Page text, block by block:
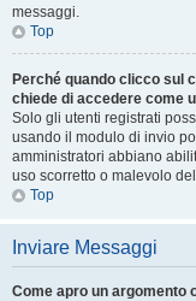
messaggi.
Top
Perché quando clicco sul
chiede di accedere come
Solo gli utenti registrati
usando il modulo di invio
amministratori abbiano
uso scorretto o malevolo
Top
Inviare Messaggi
Come apro un argomento